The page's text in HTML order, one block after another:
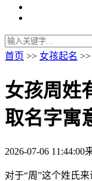
首页 >> 女孩起名
女孩周姓
取名字寓
2026-07-06 11:44:00
对于“周”这个姓氏